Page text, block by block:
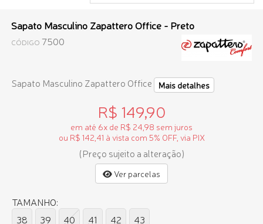
Sapato Masculino Zapattero Office - Preto
CÓDIGO 7500
Sapato Masculino Zapattero Office Mais detalhes
R$ 149,90
em até 6x de R$ 24,98 sem juros
ou R$ 142,41 à vista com 5% OFF, via PIX
(Preço sujeito a alteração)
Ver parcelas
TAMANHO:
38
39 40 41 42 43